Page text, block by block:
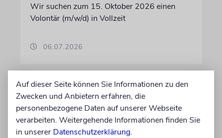
Wir suchen zum 15. Oktober 2026 einen
Volontär (m/w/d) in Vollzeit
06.07.2026
Auf dieser Seite können Sie Informationen zu den
Zwecken und Anbietern erfahren, die
personenbezogene Daten auf unserer Webseite
verarbeiten. Weitergehende Informationen finden Sie
in unserer Datenschutzerklärung.